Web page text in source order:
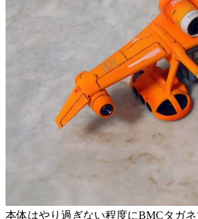
本体はやり過ぎない程度にBMCタガ